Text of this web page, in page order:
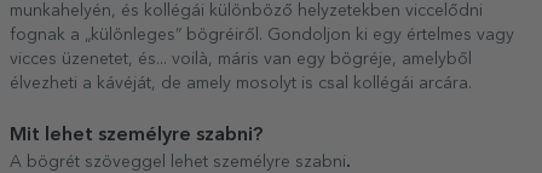
munkahelyén, és kollégái különböző helyzetekben viccelődni
fognak a „különleges” bögréiről. Gondoljon ki egy értelmes vagy
vicces üzenetet, és... voilà, máris van egy bögréje, amelyből
élvezheti a kávéját, de amely mosolyt is csal kollégái arcára.
Mit lehet személyre szabni?
A bögrét szöveggel lehet személyre szabni.